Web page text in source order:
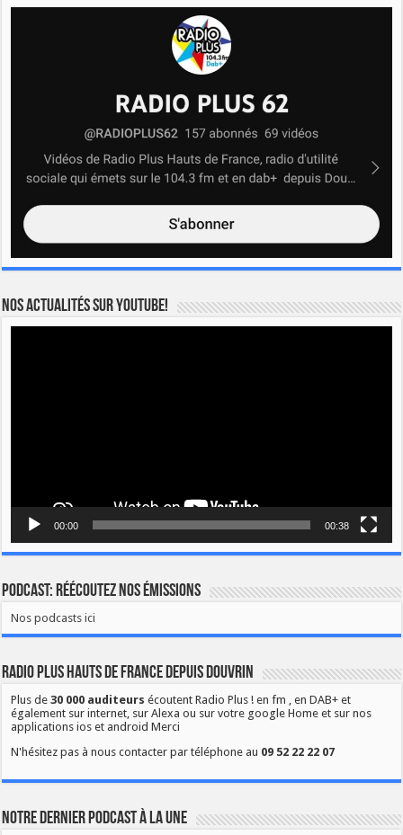
Nos actualités sur YOUTUBE!
00:00 00:38
Podcast: Réécoutez nos émissions
Nos podcasts ici
Radio Plus Hauts de France depuis Douvrin
Plus de30 000 auditeurs écoutent Radio Plus ! en fm , en DAB+ et
également sur internet, sur Alexa ou sur votre google Home et sur nos
applications ios et android Merci
N'hésitez pas à nous contacter par téléphone au 09 52 22 22 07
Notre dernier podcast à la une